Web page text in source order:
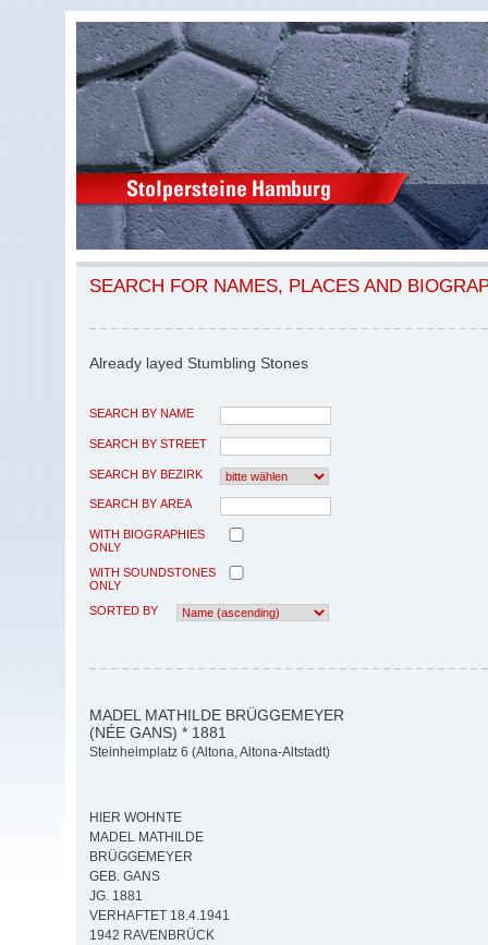
SEARCH FOR NAMES, PLACES AND
Already layed Stumbling Stones
SEARCH BY NAME
SEARCH BY STREET
SEARCH BY BEZIRK
SEARCH BY AREA
WITH BIOGRAPHIES
ONLY
WITH SOUNDSTONES
ONLY
SORTED BY
MADEL MATHILDE BRÜGGEMEYER
(NÉE GANS) * 1881
Steinheimplatz 6 (Altona, Altona-Altstadt)
HIER WOHNTE
MADEL MATHILDE
BRÜGGEMEYER
GEB. GANS
JG. 1881
VERHAFTET 18.4.1941
1942 RAVENBRÜCK